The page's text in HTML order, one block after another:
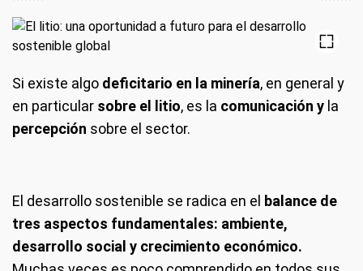
Si existe algo deficitario en la minería, en general y
en particular sobre el litio, es la comunicación y la
percepción sobre el sector.
El desarrollo sostenible se radica en el balance de
tres aspectos fundamentales: ambiente,
desarrollo social y crecimiento económico.